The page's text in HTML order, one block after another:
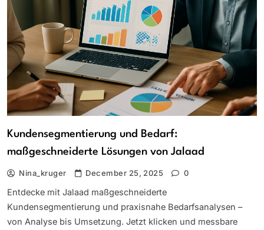
Kundensegmentierung und Bedarf:
maßgeschneiderte Lösungen von Jalaad
Nina_kruger December 25, 2025 0
Entdecke mit Jalaad maßgeschneiderte
Kundensegmentierung und praxisnahe Bedarfsanalysen –
von Analyse bis Umsetzung. Jetzt klicken und messbare